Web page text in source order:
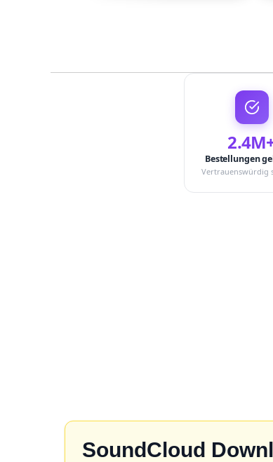
Bestellungen
Vertrauenswürdig
SoundCloud